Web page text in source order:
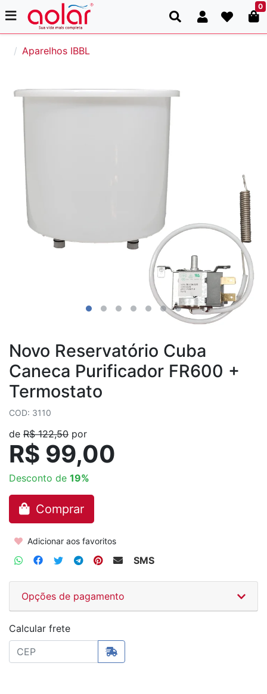
0
Aparelhos IBBL
Novo Reservatório Cuba
Caneca Purificador FR600 +
Termostato
COD: 3110
de R$ 122,50 por
R$ 99,00
Desconto de 19%
Comprar
Adicionar aos favoritos
SMS
Opções de pagamento
Calcular frete